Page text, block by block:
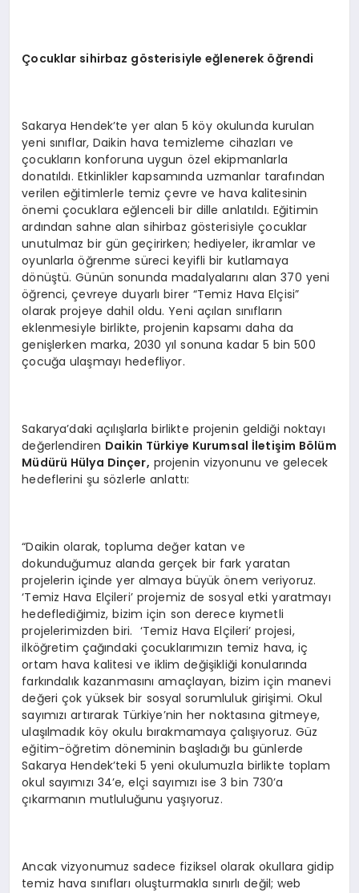
Çocuklar sihirbaz gösterisiyle eğlenerek öğrendi
Sakarya Hendek’te yer alan 5 köy okulunda kurulan
yeni sınıflar, Daikin hava temizleme cihazları ve
çocukların konforuna uygun özel ekipmanlarla
donatıldı. Etkinlikler kapsamında uzmanlar tarafından
verilen eğitimlerle temiz çevre ve hava kalitesinin
önemi çocuklara eğlenceli bir dille anlatıldı. Eğitimin
ardından sahne alan sihirbaz gösterisiyle çocuklar
unutulmaz bir gün geçirirken; hediyeler, ikramlar ve
oyunlarla öğrenme süreci keyifli bir kutlamaya
dönüştü. Günün sonunda madalyalarını alan 370 yeni
öğrenci, çevreye duyarlı birer “Temiz Hava Elçisi”
olarak projeye dahil oldu. Yeni açılan sınıfların
eklenmesiyle birlikte, projenin kapsamı daha da
genişlerken marka, 2030 yıl sonuna kadar 5 bin 500
çocuğa ulaşmayı hedefliyor.
Sakarya’daki açılışlarla birlikte projenin geldiği noktayı
değerlendiren Daikin Türkiye Kurumsal İletişim Bölüm
Müdürü Hülya Dinçer, projenin vizyonunu ve gelecek
hedeflerini şu sözlerle anlattı:
“Daikin olarak, topluma değer katan ve
dokunduğumuz alanda gerçek bir fark yaratan
projelerin içinde yer almaya büyük önem veriyoruz.
‘Temiz Hava Elçileri’ projemiz de sosyal etki yaratmayı
hedeflediğimiz, bizim için son derece kıymetli
projelerimizden biri. ‘Temiz Hava Elçileri’ projesi,
ilköğretim çağındaki çocuklarımızın temiz hava, iç
ortam hava kalitesi ve iklim değişikliği konularında
farkındalık kazanmasını amaçlayan, bizim için manevi
değeri çok yüksek bir sosyal sorumluluk girişimi. Okul
sayımızı artırarak Türkiye’nin her noktasına gitmeye,
ulaşılmadık köy okulu bırakmamaya çalışıyoruz. Güz
eğitim-öğretim döneminin başladığı bu günlerde
Sakarya Hendek’teki 5 yeni okulumuzla birlikte toplam
okul sayımızı 34’e, elçi sayımızı ise 3 bin 730’a
çıkarmanın mutluluğunu yaşıyoruz.
Ancak vizyonumuz sadece fiziksel olarak okullara gidip
temiz hava sınıfları oluşturmakla sınırlı değil; web